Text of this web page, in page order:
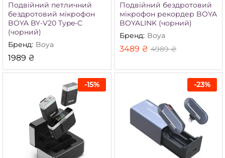
Подвійний петличний
бездротовий мікрофон
BOYA BY-V20 Type-C
(чорний)
Бренд: Boya
1989 ₴
Подвійний бездротовий
мікрофон рекордер BOYA
BOYALINK (чорний)
Бренд: Boya
3489 ₴ 4989₴
-15% -23%